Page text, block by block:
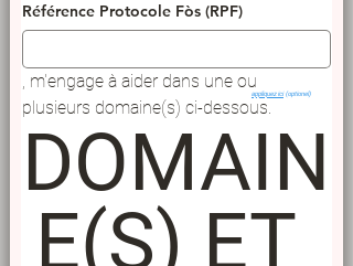
Référence Protocole Fòs (RPF)
, m'engage à aider dans une ou
plusieurs domaine(s) ci-dessous.
DOMAIN
E(S) ET
appliquez ici(optionel)